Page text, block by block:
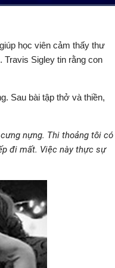
thanh
học viên cảm thấy thư
Travis Sigley tin rằng con
Sau bài tập thở và thiền,
nựng. Thi thoảng tôi có
đi mất. Việc này thực sự